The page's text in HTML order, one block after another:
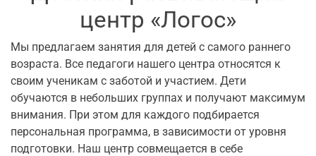
центр «Логос»
Мы предлагаем занятия для детей с самого раннего
возраста. Все педагоги нашего центра относятся к
своим ученикам с заботой и участием. Дети
обучаются в небольших группах и получают максимум
внимания. При этом для каждого подбирается
персональная программа, в зависимости от уровня
подготовки. Наш центр совмещается в себе